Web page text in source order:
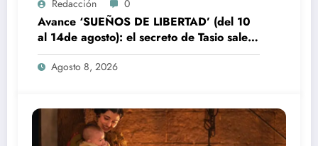
Redacción 0
Avance ‘SUEÑOS DE LIBERTAD’ (del 10
al 14de agosto): el secreto de Tasio sale a
la luz
Agosto 8, 2026